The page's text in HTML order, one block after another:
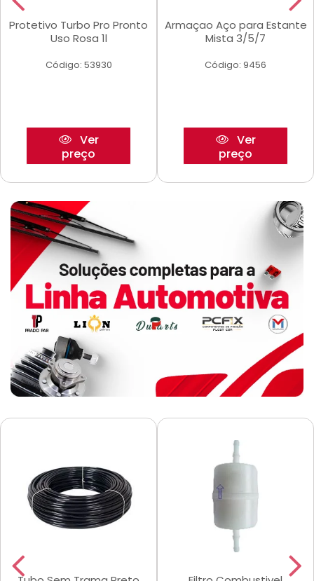
Protetivo Turbo Pro Pronto
Uso Rosa 1l
Código: 53930
Ver
preço
Armaçao Aço para Estante
Mista 3/5/7
Código: 9456
Ver
preço